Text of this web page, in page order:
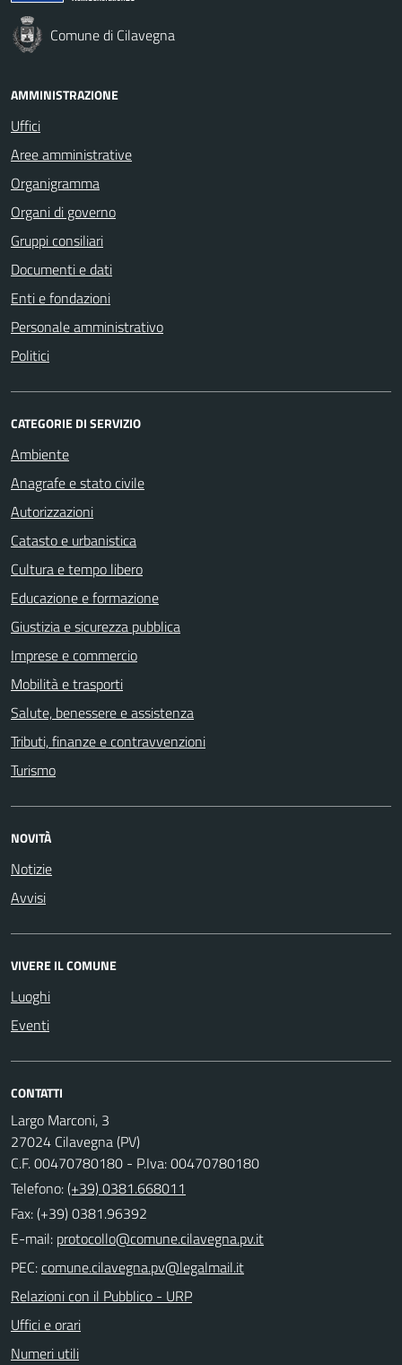
Comune di Cilavegna
AMMINISTRAZIONE
Uffici
Aree amministrative
Organigramma
Organi di governo
Gruppi consiliari
Documenti e dati
Enti e fondazioni
Personale amministrativo
Politici
CATEGORIE DI SERVIZIO
Ambiente
Anagrafe e stato civile
Autorizzazioni
Catasto e urbanistica
Cultura e tempo libero
Educazione e formazione
Giustizia e sicurezza pubblica
Imprese e commercio
Mobilità e trasporti
Salute, benessere e assistenza
Tributi, finanze e contravvenzioni
Turismo
NOVITÀ
Notizie
Avvisi
VIVERE IL COMUNE
Luoghi
Eventi
CONTATTI
Largo Marconi, 3
27024 Cilavegna (PV)
C.F. 00470780180 - P.Iva: 00470780180
Telefono:(+39) 0381.668011
Fax: (+39) 0381.96392
E-mail:
PEC:
Relazioni con il Pubblico - URP
Uffici e orari
Numeri utili